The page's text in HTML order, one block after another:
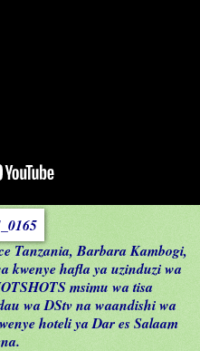
Tanzania, Barbara Kambogi,
kwenye hafla ya uzinduzi wa
msimu wa tisa
wa DStv na waandishi wa
hoteli ya Dar es Salaam